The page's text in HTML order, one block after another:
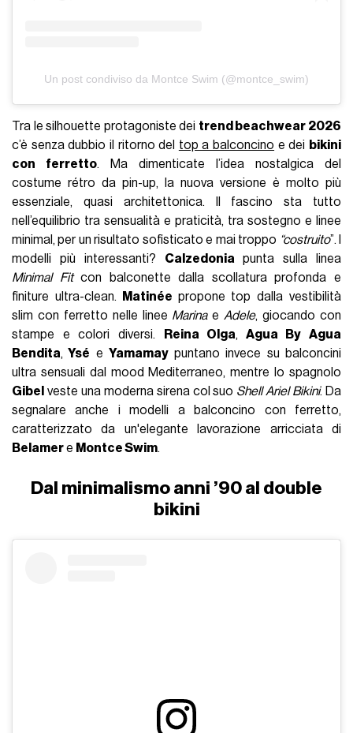
Un post condiviso da Montce Swim (@montce_swim)
Tra le silhouette protagoniste dei trend beachwear 2026
c’è senza dubbio il ritorno del top a balconcino e dei bikini
con ferretto. Ma dimenticate l’idea nostalgica del
costume rétro da pin-up, la nuova versione è molto più
essenziale, quasi architettonica. Il fascino sta tutto
nell’equilibrio tra sensualità e praticità, tra sostegno e linee
minimal, per un risultato sofisticato e mai troppo “costruito”. I
modelli più interessanti? Calzedonia punta sulla linea
Minimal Fitcon balconette dalla scollatura profonda e
finiture ultra-clean. Matinée propone top dalla vestibilità
slim con ferretto nelle linee Marinae Adele, giocando con
stampe e colori diversi.
Reina Olga, Agua By Agua
Bendita, Ysé e Yamamaypuntano invece su balconcini
ultra sensuali dal mood Mediterraneo, mentre lo spagnolo
Gibel veste una moderna sirena col suo Shell Ariel Bikini. Da
segnalare anche i modelli a balconcino con ferretto,
caratterizzato da un'elegante lavorazione arricciata di
Belamere Montce Swim.
Dal minimalismo anni ’90 al double
bikini